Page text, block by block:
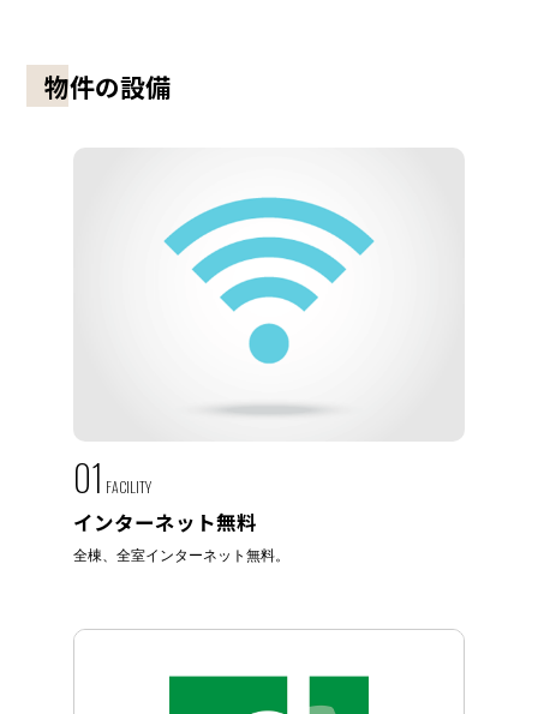
物件の設備
01 FACILITY
インターネット無料
全棟、全室インターネット無料。